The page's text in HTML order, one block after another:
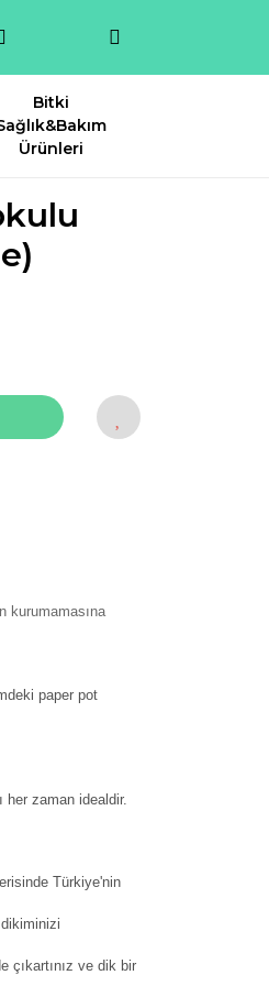
Bitki
Ürünleri
kurumamasına
paper pot
her zaman idealdir.
Türkiye'nin
çıkartınız ve dik bir